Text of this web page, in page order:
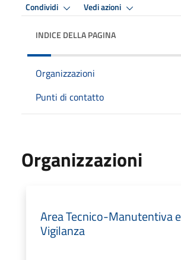
Condividi Vedi azioni
INDICE DELLA PAGINA
Organizzazioni
Punti di contatto
Organizzazioni
Area Tecnico-Manutentiva e
Vigilanza